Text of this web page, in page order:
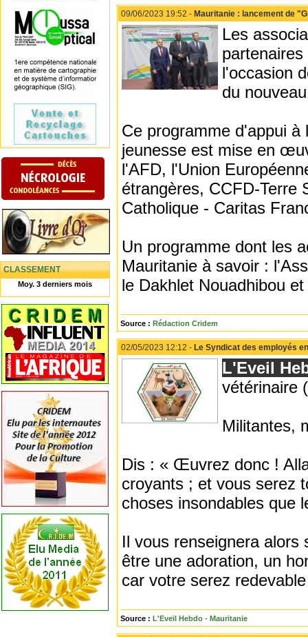
CLASSEMENT
Moy. 3 derniers mois
09/06/2023 19:52 - Mauritanie : lancement de
Les
l'occasion
du
Ce programme d'appui
jeunesse est mise en
l'AFD, l'Union
étrangères, CCFD-Terre
Catholique - Caritas
Un programme dont les
Mauritanie à savoir :
le Dakhlet Nouadhibou
Source : Rédaction Cridem
02/05/2023 12:12 - Le Syndicat des employés
L'Eveil
vétérinaire
Militantes,
Dis : « Œuvrez donc !
croyants ; et vous serez
choses insondables que
Il vous renseignera
être une adoration, un
car votre serez
Source : L'Eveil Hebdo - Mauritanie